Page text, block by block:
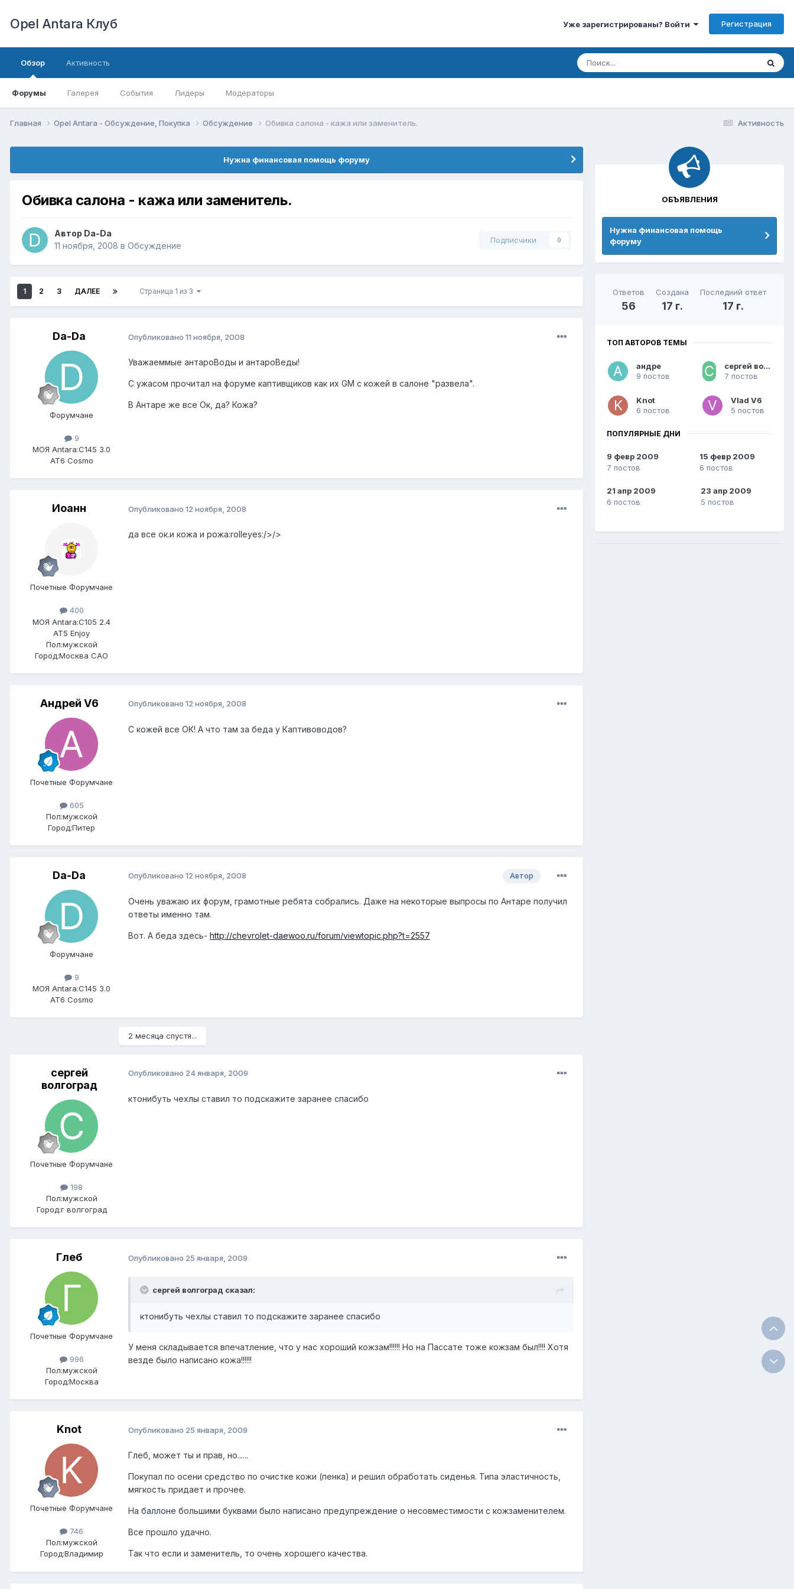
Opel Antara Клуб Уже зарегистрированы? Войти Регистрация
Обзор
Форумы Галерея События Лидеры Модераторы
Активность
Активность
Главная Opel Antara - Обсуждение, Покупка Обсуждение Обивка салона - кажа или заменитель.
Нужна финансовая помощь форуму
Обивка салона - кажа или заменитель.
Автор Da-Da
11 ноября, 2008 в Обсуждение
Подписчики 0
1 2 3 ДАЛЕЕ Страница 1 из 3
Da-Da
Форумчане
9
МОЯ Antara:C145 3.0
AT6 Cosmo
Опубликовано 11 ноября, 2008
Уважаеммые антароВоды и антароВеды!
С ужасом прочитал на форуме каптивщиков как их GM с кожей в салоне "развела".
В Антаре же все Ок, да? Кожа?
Иоанн
Почетные Форумчане
400
МОЯ Antara:C105 2.4
AT5 Enjoy
Пол:мужской
Город:Москва САО
Опубликовано 12 ноября, 2008
да все ок.и кожа и рожа:rolleyes:/>/>
Андрей V6
Почетные Форумчане
605
Пол:мужской
Город:Питер
Опубликовано 12 ноября, 2008
С кожей все ОК! А что там за беда у Каптивоводов?
Da-Da
Форумчане
9
МОЯ Antara:C145 3.0
AT6 Cosmo
Автор
Опубликовано 12 ноября, 2008
Очень уважаю их форум, грамотные ребята собрались. Даже на некоторые выпросы по Антаре получил
ответы именно там.
Вот. А беда здесь- http://chevrolet-daewoo.ru/forum/viewtopic.php?t=2557
2 месяца спустя...
сергей
волгоград
Почетные Форумчане
198
Пол:мужской
Город:г волгоград
Опубликовано 24 января, 2009
ктонибуть чехлы ставил то подскажите заранее спасибо
Глеб
Почетные Форумчане
996
Пол:мужской
Город:Москва
Опубликовано 25 января, 2009
сергей волгоград сказал:
ктонибуть чехлы ставил то подскажите заранее спасибо
У меня складывается впечатление, что у нас хороший кожзам!!!!!! Но на Пассате тоже кожзам был!!!! Хотя
везде было написано кожа!!!!!!
Knot
Почетные Форумчане
746
Пол:мужской
Город:Владимир
Опубликовано 25 января, 2009
Глеб, может ты и прав, но......
Покупал по осени средство по очистке кожи (пенка) и решил обработать сиденья. Типа эластичность,
мягкость придает и прочее.
На баллоне большими буквами было написано предупреждение о несовместимости с кожзаменителем.
Все прошло удачно.
Так что если и заменитель, то очень хорошего качества.
ОБЪЯВЛЕНИЯ
Нужна финансовая помощь
форуму
Ответов
56
Создана
17 г.
Последний ответ
17 г.
ТОП АВТОРОВ ТЕМЫ
андре
9 постов
сергей волгоград
7 постов
Knot
6 постов
Vlad V6
5 постов
ПОПУЛЯРНЫЕ ДНИ
9 февр 2009
7 постов
15 февр 2009
6 постов
21 апр 2009
6 постов
23 апр 2009
5 постов